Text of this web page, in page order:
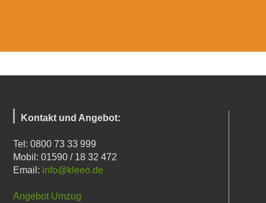
Kontakt und Angebot:
Tel: 0800 73 33 999
Mobil: 01590 / 18 32 472
Email: info@kleeo.de
Angebot Umzug